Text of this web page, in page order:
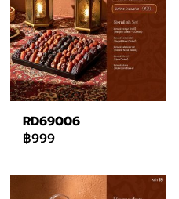
RD69006
฿999